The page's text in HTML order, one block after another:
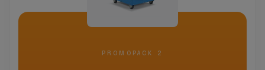
PROMOPACK 2